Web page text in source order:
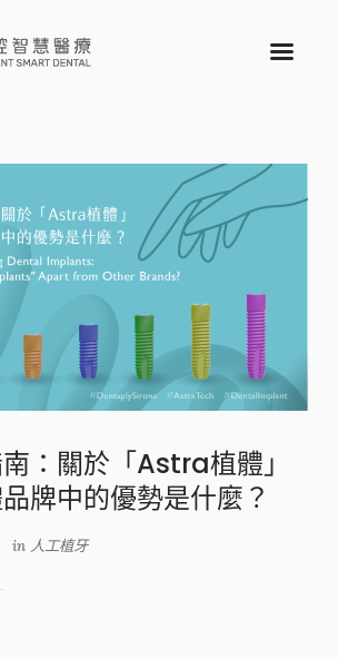
：關於「Astra植體」
牌中的優勢是什麼？
in 人工植牙